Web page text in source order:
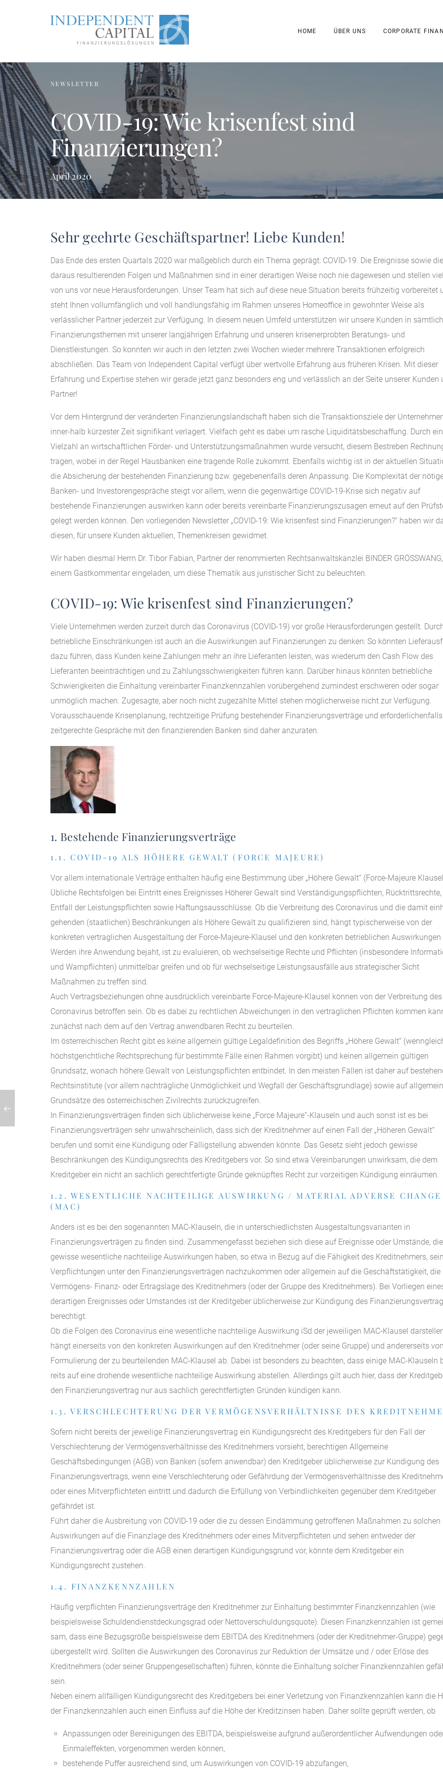
HOME ÜBER UNS CORPORATE
NEWSLETTER
COVID-19: Wie krisenfest sind
Finanzierungen?
April 2020
Sehr geehrte Geschäftspartner! Liebe Kunden!
Das Ende des ersten Quartals 2020 war maßgeblich durch ein Thema geprägt: COVID-19. Die Ereignisse sowie die
daraus resultierenden Folgen und Maßnahmen sind in einer derartigen Weise noch nie dagewesen und stellen
von uns vor neue Herausforderungen. Unser Team hat sich auf diese neue Situation bereits frühzeitig vorbereitet
steht Ihnen vollumfänglich und voll handlungsfähig im Rahmen unseres Homeoffice in gewohnter Weise als
verlässlicher Partner jederzeit zur Verfügung. In diesem neuen Umfeld unterstützen wir unsere Kunden in
Finanzierungsthemen mit unserer langjährigen Erfahrung und unseren krisenerprobten Beratungs- und
Dienstleistungen. So konnten wir auch in den letzten zwei Wochen wieder mehrere Transaktionen erfolgreich
abschließen. Das Team von Independent Capital verfügt über wertvolle Erfahrung aus früheren Krisen. Mit dieser
Erfahrung und Expertise stehen wir gerade jetzt ganz besonders eng und verlässlich an der Seite unserer Kunden
Partner!
Vor dem Hintergrund der veränderten Finanzierungslandschaft haben sich die Transaktionsziele der
inner-halb kürzester Zeit signifikant verlagert. Vielfach geht es dabei um rasche Liquiditätsbeschaffung. Durch
Vielzahl an wirtschaftlichen Förder- und Unterstützungsmaßnahmen wurde versucht, diesem Bestreben
tragen, wobei in der Regel Hausbanken eine tragende Rolle zukommt. Ebenfalls wichtig ist in der aktuellen
die Absicherung der bestehenden Finanzierung bzw. gegebenenfalls deren Anpassung. Die Komplexität der
Banken- und Investorengespräche steigt vor allem, wenn die gegenwärtige COVID-19-Krise sich negativ auf
bestehende Finanzierungen auswirken kann oder bereits vereinbarte Finanzierungszusagen erneut auf den
gelegt werden können. Den vorliegenden Newsletter „COVID-19: Wie krisenfest sind Finanzierungen?“ haben wir
diesen, für unsere Kunden aktuellen, Themenkreisen gewidmet.
Wir haben diesmal Herrn Dr. Tibor Fabian, Partner der renommierten Rechtsanwaltskanzlei BINDER
einem Gastkommentar eingeladen, um diese Thematik aus juristischer Sicht zu beleuchten.
COVID-19: Wie krisenfest sind Finanzierungen?
Viele Unternehmen werden zurzeit durch das Coronavirus (COVID-19) vor große Herausforderungen gestellt.
betriebliche Einschränkungen ist auch an die Auswirkungen auf Finanzierungen zu denken: So könnten
dazu führen, dass Kunden keine Zahlungen mehr an ihre Lieferanten leisten, was wiederum den Cash Flow des
Lieferanten beeinträchtigen und zu Zahlungsschwierigkeiten führen kann. Darüber hinaus könnten betriebliche
Schwierigkeiten die Einhaltung vereinbarter Finanzkennzahlen vorübergehend zumindest erschweren oder sogar
unmöglich machen. Zugesagte, aber noch nicht zugezählte Mittel stehen möglicherweise nicht zur Verfügung.
Vorausschauende Krisenplanung, rechtzeitige Prüfung bestehender Finanzierungsverträge und erforderlichenfalls
zeitgerechte Gespräche mit den finanzierenden Banken sind daher anzuraten.
1. Bestehende Finanzierungsverträge
1.1. COVID-19 ALS HÖHERE GEWALT (FORCE MAJEURE)
Vor allem internationale Verträge enthalten häufig eine Bestimmung über „Höhere Gewalt“ (Force-Majeure
Übliche Rechtsfolgen bei Eintritt eines Ereignisses Höherer Gewalt sind Verständigungspflichten, Rücktrittsrechte,
Entfall der Leistungspflichten sowie Haftungsausschlüsse. Ob die Verbreitung des Coronavirus und die damit
gehenden (staatlichen) Beschränkungen als Höhere Gewalt zu qualifizieren sind, hängt typischerweise von der
konkreten vertraglichen Ausgestaltung der Force-Majeure-Klausel und den konkreten betrieblichen Auswirkungen
Werden ihre Anwendung bejaht, ist zu evaluieren, ob wechselseitige Rechte und Pflichten (insbesondere
und Warnpflichten) unmittelbar greifen und ob für wechselseitige Leistungsausfälle aus strategischer Sicht
Maßnahmen zu treffen sind.
Auch Vertragsbeziehungen ohne ausdrücklich vereinbarte Force-Majeure-Klausel können von der Verbreitung des
Coronavirus betroffen sein. Ob es dabei zu rechtlichen Abweichungen in den vertraglichen Pflichten kommen
zunächst nach dem auf den Vertrag anwendbaren Recht zu beurteilen.
Im österreichischen Recht gibt es keine allgemein gültige Legaldefinition des Begriffs „Höhere Gewalt“
höchstgerichtliche Rechtsprechung für bestimmte Fälle einen Rahmen vorgibt) und keinen allgemein gültigen
Grundsatz, wonach höhere Gewalt von Leistungspflichten entbindet. In den meisten Fällen ist daher auf
Rechtsinstitute (vor allem nachträgliche Unmöglichkeit und Wegfall der Geschäftsgrundlage) sowie auf
Grundsätze des österreichischen Zivilrechts zurückzugreifen.
In Finanzierungsverträgen finden sich üblicherweise keine „Force Majeure“-Klauseln und auch sonst ist es bei
Finanzierungsverträgen sehr unwahrscheinlich, dass sich der Kreditnehmer auf einen Fall der „Höheren Gewalt“
berufen und somit eine Kündigung oder Fälligstellung abwenden könnte. Das Gesetz sieht jedoch gewisse
Beschränkungen des Kündigungsrechts des Kreditgebers vor. So sind etwa Vereinbarungen unwirksam, die dem
Kreditgeber ein nicht an sachlich gerechtfertigte Gründe geknüpftes Recht zur vorzeitigen Kündigung einräumen.
1.2. WESENTLICHE NACHTEILIGE AUSWIRKUNG / MATERIAL ADVERSE CHANGE
(MAC)
Anders ist es bei den sogenannten MAC-Klauseln, die in unterschiedlichsten Ausgestaltungsvarianten in
Finanzierungsverträgen zu finden sind. Zusammengefasst beziehen sich diese auf Ereignisse oder Umstände, die
gewisse wesentliche nachteilige Auswirkungen haben, so etwa in Bezug auf die Fähigkeit des Kreditnehmers,
Verpflichtungen unter den Finanzierungsverträgen nachzukommen oder allgemein auf die Geschäftstätigkeit, die
Vermögens- Finanz- oder Ertragslage des Kreditnehmers (oder der Gruppe des Kreditnehmers). Bei Vorliegen
derartigen Ereignisses oder Umstandes ist der Kreditgeber üblicherweise zur Kündigung des
berechtigt.
Ob die Folgen des Coronavirus eine wesentliche nachteilige Auswirkung iSd der jeweiligen MAC-Klausel
hängt einerseits von den konkreten Auswirkungen auf den Kreditnehmer (oder seine Gruppe) und andererseits
Formulierung der zu beurteilenden MAC-Klausel ab. Dabei ist besonders zu beachten, dass einige MAC-Klauseln
reits auf eine drohende wesentliche nachteilige Auswirkung abstellen. Allerdings gilt auch hier, dass der
den Finanzierungsvertrag nur aus sachlich gerechtfertigten Gründen kündigen kann.
1.3. VERSCHLECHTERUNG DER VERMÖGENSVERHÄLTNISSE DES
Sofern nicht bereits der jeweilige Finanzierungsvertrag ein Kündigungsrecht des Kreditgebers für den Fall der
Verschlechterung der Vermögensverhältnisse des Kreditnehmers vorsieht, berechtigen Allgemeine
Geschäftsbedingungen (AGB) von Banken (sofern anwendbar) den Kreditgeber üblicherweise zur Kündigung des
Finanzierungsvertrags, wenn eine Verschlechterung oder Gefährdung der Vermögensverhältnisse des
oder eines Mitverpflichteten eintritt und dadurch die Erfüllung von Verbindlichkeiten gegenüber dem Kreditgeber
gefährdet ist.
Führt daher die Ausbreitung von COVID-19 oder die zu dessen Eindämmung getroffenen Maßnahmen zu solchen
Auswirkungen auf die Finanzlage des Kreditnehmers oder eines Mitverpflichteten und sehen entweder der
Finanzierungsvertrag oder die AGB einen derartigen Kündigungsgrund vor, könnte dem Kreditgeber ein
Kündigungsrecht zustehen.
1.4. FINANZKENNZAHLEN
Häufig verpflichten Finanzierungsverträge den Kreditnehmer zur Einhaltung bestimmter Finanzkennzahlen (wie
beispielsweise Schuldendienstdeckungsgrad oder Nettoverschuldungsquote). Diesen Finanzkennzahlen ist
sam, dass eine Bezugsgröße beispielsweise dem EBITDA des Kreditnehmers (oder der Kreditnehmer-Gruppe)
übergestellt wird. Sollten die Auswirkungen des Coronavirus zur Reduktion der Umsätze und / oder Erlöse des
Kreditnehmers (oder seiner Gruppengesellschaften) führen, könnte die Einhaltung solcher Finanzkennzahlen
sein.
Neben einem allfälligen Kündigungsrecht des Kreditgebers bei einer Verletzung von Finanzkennzahlen kann die
der Finanzkennzahlen auch einen Einfluss auf die Höhe der Kreditzinsen haben. Daher sollte geprüft werden, ob
Anpassungen oder Bereinigungen des EBITDA, beispielsweise aufgrund außerordentlicher Aufwendungen
Einmaleffekten, vorgenommen werden können,
bestehende Puffer ausreichend sind, um Auswirkungen von COVID-19 abzufangen,